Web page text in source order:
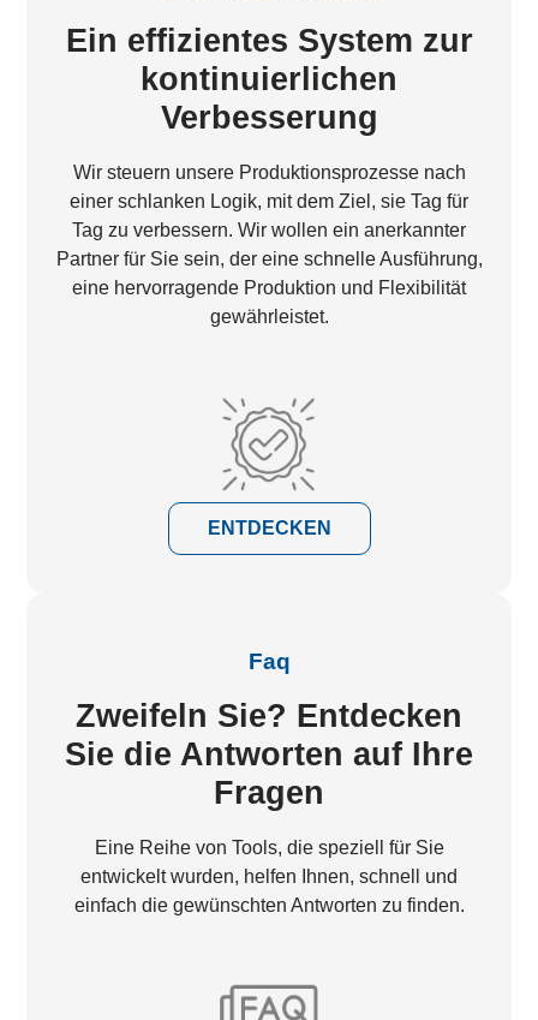
Ein effizientes System zur
kontinuierlichen
Verbesserung
Wir steuern unsere Produktionsprozesse nach
einer schlanken Logik, mit dem Ziel, sie Tag für
Tag zu verbessern. Wir wollen ein anerkannter
Partner für Sie sein, der eine schnelle Ausführung,
eine hervorragende Produktion und Flexibilität
gewährleistet.
ENTDECKEN
Faq
Zweifeln Sie? Entdecken
Sie die Antworten auf Ihre
Fragen
Eine Reihe von Tools, die speziell für Sie
entwickelt wurden, helfen Ihnen, schnell und
einfach die gewünschten Antworten zu finden.